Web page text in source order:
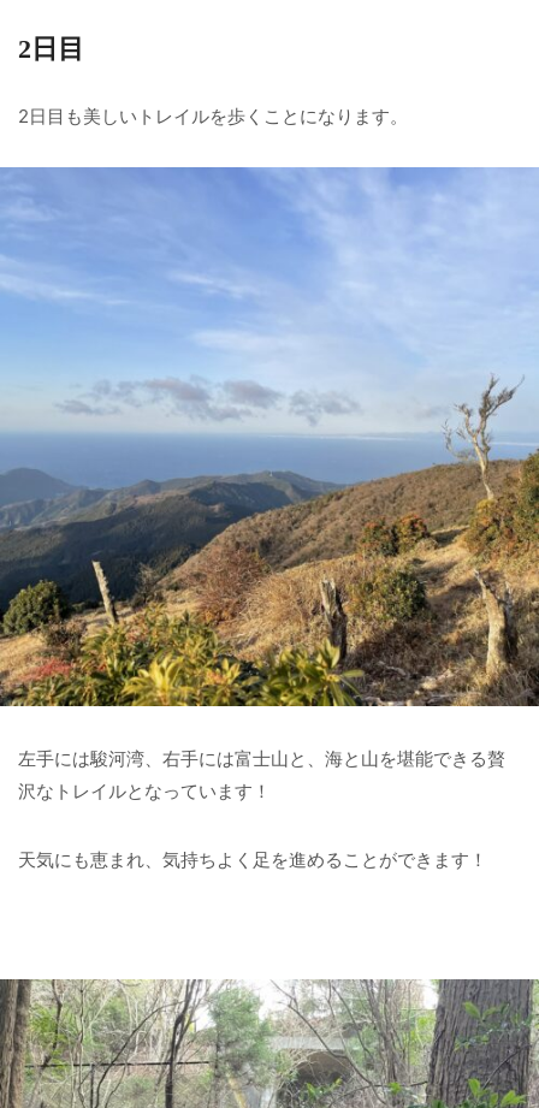
2日目
2日目も美しいトレイルを歩くことになります。
左手には駿河湾、右手には富士山と、海と山を堪能できる贅
沢なトレイルとなっています！
天気にも恵まれ、気持ちよく足を進めることができます！